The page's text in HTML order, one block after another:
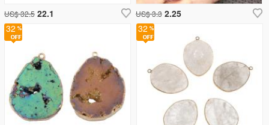
US$ 32.5 22.1
32
US$ 3.3 2.25
32